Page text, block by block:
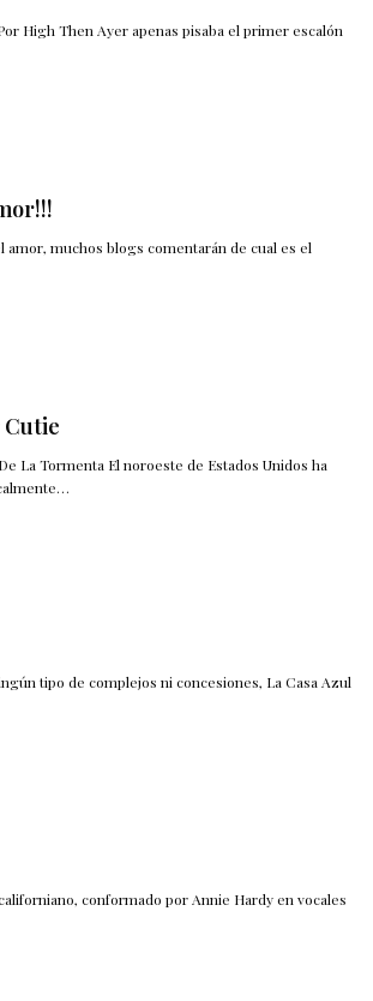
High Then Ayer apenas pisaba el primer escalón
amor, muchos blogs comentarán de cual es el
Cutie
La Tormenta El noroeste de Estados Unidos ha
tipo de complejos ni concesiones, La Casa Azul
conformado por Annie Hardy en vocales